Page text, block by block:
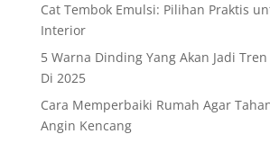
Cat Tembok Emulsi: Pilihan Praktis
Interior
5 Warna Dinding Yang Akan Jadi
Di 2025
Cara Memperbaiki Rumah Agar
Angin Kencang